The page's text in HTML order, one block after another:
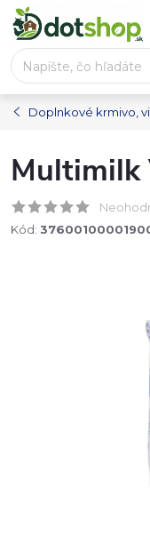
Prejsť
na
obsah
Doplnkové krmivo,
Multimilk
Kód: